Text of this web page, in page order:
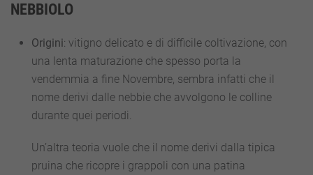
NEBBIOLO
Origini: vitigno delicato e di difficile coltivazione, con
una lenta maturazione che spesso porta la
vendemmia a fine Novembre, sembra infatti che il
nome derivi dalle nebbie che avvolgono le colline
durante quei periodi.
Un’altra teoria vuole che il nome derivi dalla tipica
pruina che ricopre i grappoli con una patina